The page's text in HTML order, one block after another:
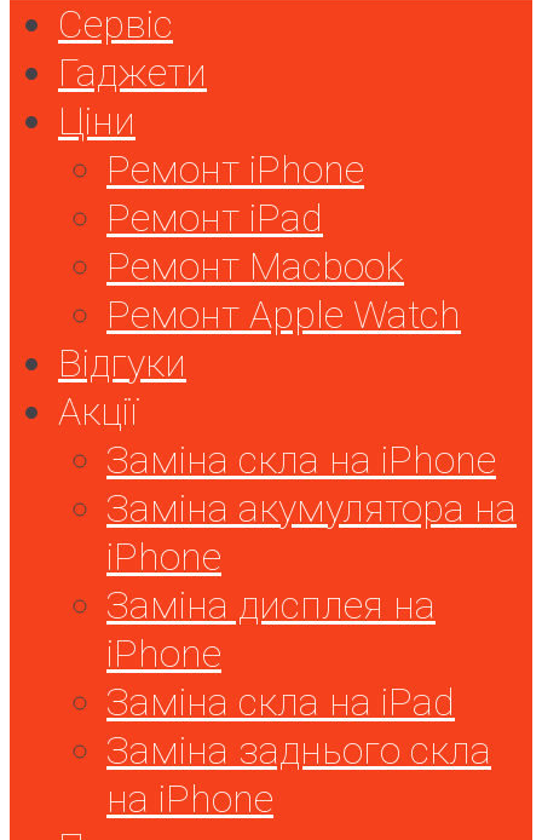
Сервіс
Гаджети
Ціни
Ремонт iPhone
Ремонт iPad
Ремонт Macbook
Ремонт Apple Watch
Відгуки
Акції
Заміна скла на iPhone
Заміна акумулятора на
iPhone
Заміна дисплея на
iPhone
Заміна скла на iPad
Заміна заднього скла
на iPhone